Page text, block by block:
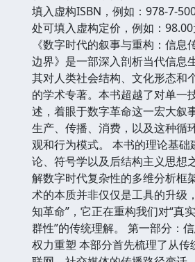
填入虚构ISBN，例如：978-7-
处可填入虚构定价，例如：98.00
《数字时代的叙事与重构：信息
边界》是一部深入剖析当代信息
其对人类社会结构、文化形态和
的学术专著。本书超越了对单一
述，着眼于数字革命这一宏大叙
生产、传播、消费，以及这种循
观和行为模式。 本书的理论基础
论、符号学以及后结构主义思想
解数字时代复杂性的多维分析框
术的本质并非仅仅是工具的升级
知革命”，它正在重构我们对“真
群性”的传统理解。 第一部分：
权力重塑 本部分首先梳理了从传